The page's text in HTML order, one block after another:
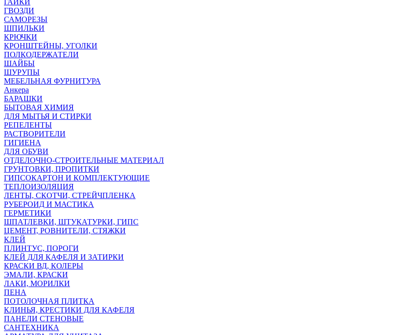
ГАЙКИ
ГВОЗДИ
САМОРЕЗЫ
ШПИЛЬКИ
КРЮЧКИ
КРОНШТЕЙНЫ, УГОЛКИ
ПОЛКОДЕРЖАТЕЛИ
ШАЙБЫ
ШУРУПЫ
МЕБЕЛЬНАЯ ФУРНИТУРА
Анкера
БАРАШКИ
БЫТОВАЯ ХИМИЯ
ДЛЯ МЫТЬЯ И СТИРКИ
РЕПЕЛЕНТЫ
РАСТВОРИТЕЛИ
ГИГИЕНА
ДЛЯ ОБУВИ
ОТДЕЛОЧНО-СТРОИТЕЛЬНЫЕ МАТЕРИАЛ
ГРУНТОВКИ, ПРОПИТКИ
ГИПСОКАРТОН И КОМПЛЕКТУЮЩИЕ
ТЕПЛОИЗОЛЯЦИЯ
ЛЕНТЫ, СКОТЧИ, СТРЕЙЧПЛЕНКА
РУБЕРОИД И МАСТИКА
ГЕРМЕТИКИ
ШПАТЛЕВКИ, ШТУКАТУРКИ, ГИПС
ЦЕМЕНТ, РОВНИТЕЛИ, СТЯЖКИ
КЛЕЙ
ПЛИНТУС, ПОРОГИ
КЛЕЙ ДЛЯ КАФЕЛЯ И ЗАТИРКИ
КРАСКИ ВД, КОЛЕРЫ
ЭМАЛИ, КРАСКИ
ЛАКИ, МОРИЛКИ
ПЕНА
ПОТОЛОЧНАЯ ПЛИТКА
КЛИНЬЯ, КРЕСТИКИ ДЛЯ КАФЕЛЯ
ПАНЕЛИ СТЕНОВЫЕ
САНТЕХНИКА